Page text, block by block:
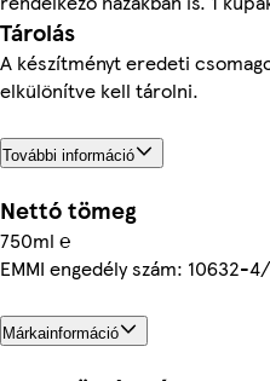
Tárolás
A készítményt eredeti
elkülönítve kell tárolni.
További információ
Nettó tömeg
750ml ℮
EMMI engedély szám: 10632-
Márkainformáció